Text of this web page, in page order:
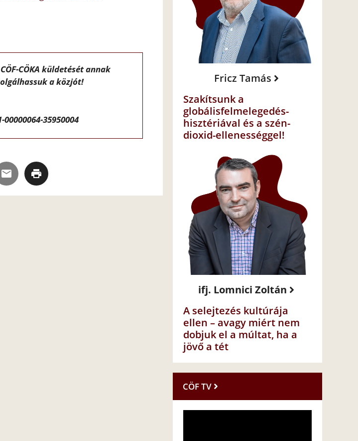
CÖKA küldetését annak
a közjót!
35950004
Fricz Tamás
Szakítsunk a
globálisfelmelegedés-
hisztériával és a szén-
dioxid-ellenességgel!
ifj. Lomnici Zoltán
A selejtezés kultúrája
ellen – avagy miért nem
dobjuk el a múltat, ha a
jövő a tét
CÖF TV